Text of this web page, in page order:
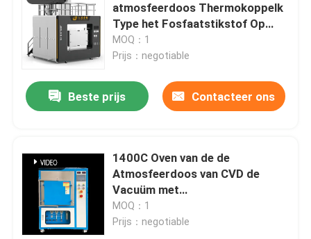
atmosfeerdoos Thermokoppelk
Type het Fosfaatstikstof Op
hoge temperatuur van het
Lithiumijzer
MOQ：1
Prijs：negotiable
Beste prijs Contacteer ons
1400C Oven van de de
Atmosfeerdoos van CVD de
Vacuüm met
Waterkoelingssysteem
MOQ：1
Prijs：negotiable